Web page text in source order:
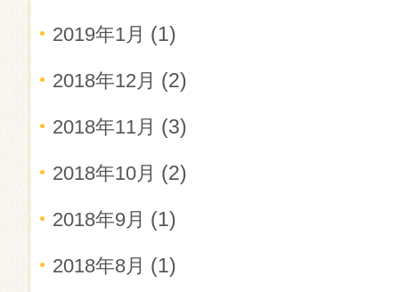
2019年1月 (1)
2018年12月 (2)
2018年11月 (3)
2018年10月 (2)
2018年9月 (1)
2018年8月 (1)